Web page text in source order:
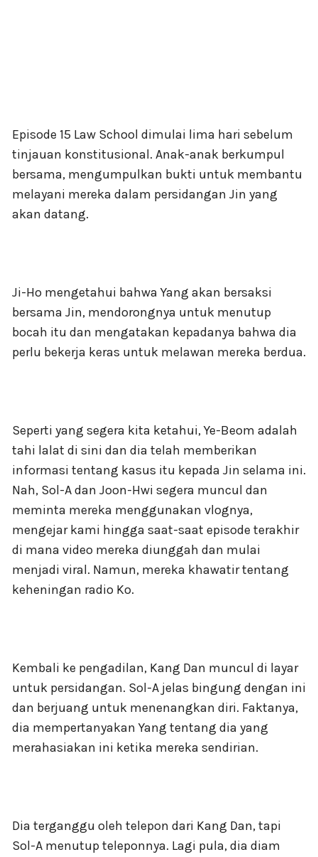
Episode 15 Law School dimulai lima hari sebelum
tinjauan konstitusional. Anak-anak berkumpul
bersama, mengumpulkan bukti untuk membantu
melayani mereka dalam persidangan Jin yang
akan datang.
Ji-Ho mengetahui bahwa Yang akan bersaksi
bersama Jin, mendorongnya untuk menutup
bocah itu dan mengatakan kepadanya bahwa dia
perlu bekerja keras untuk melawan mereka berdua.
Seperti yang segera kita ketahui, Ye-Beom adalah
tahi lalat di sini dan dia telah memberikan
informasi tentang kasus itu kepada Jin selama ini.
Nah, Sol-A dan Joon-Hwi segera muncul dan
meminta mereka menggunakan vlognya,
mengejar kami hingga saat-saat episode terakhir
di mana video mereka diunggah dan mulai
menjadi viral. Namun, mereka khawatir tentang
keheningan radio Ko.
Kembali ke pengadilan, Kang Dan muncul di layar
untuk persidangan. Sol-A jelas bingung dengan ini
dan berjuang untuk menenangkan diri. Faktanya,
dia mempertanyakan Yang tentang dia yang
merahasiakan ini ketika mereka sendirian.
Dia terganggu oleh telepon dari Kang Dan, tapi
Sol-A menutup teleponnya. Lagi pula, dia diam